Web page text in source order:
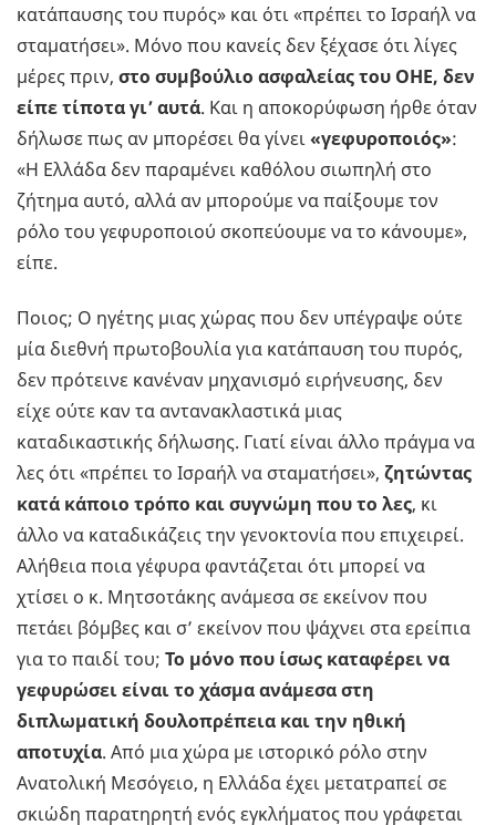
κατάπαυσης του πυρός» και ότι «πρέπει το Ισραήλ να
σταματήσει». Μόνο που κανείς δεν ξέχασε ότι λίγες
μέρες πριν, στο συμβούλιο ασφαλείας του ΟΗΕ, δεν
είπε τίποτα γι’ αυτά. Και η αποκορύφωση ήρθε όταν
δήλωσε πως αν μπορέσει θα γίνει«γεφυροποιός»:
«Η Ελλάδα δεν παραμένει καθόλου σιωπηλή στο
ζήτημα αυτό, αλλά αν μπορούμε να παίξουμε τον
ρόλο του γεφυροποιού σκοπεύουμε να το κάνουμε»,
είπε.
Ποιος; Ο ηγέτης μιας χώρας που δεν υπέγραψε ούτε
μία διεθνή πρωτοβουλία για κατάπαυση του πυρός,
δεν πρότεινε κανέναν μηχανισμό ειρήνευσης, δεν
είχε ούτε καν τα αντανακλαστικά μιας
καταδικαστικής δήλωσης. Γιατί είναι άλλο πράγμα να
λες ότι «πρέπει το Ισραήλ να σταματήσει», ζητώντας
κατά κάποιο τρόπο και συγνώμη που το λες, κι
άλλο να καταδικάζεις την γενοκτονία που επιχειρεί.
Αλήθεια ποια γέφυρα φαντάζεται ότι μπορεί να
χτίσει ο κ. Μητσοτάκης ανάμεσα σε εκείνον που
πετάει βόμβες και σ’ εκείνον που ψάχνει στα ερείπια
για το παιδί του; Το μόνο που ίσως καταφέρει να
γεφυρώσει είναι το χάσμα ανάμεσα στη
διπλωματική δουλοπρέπεια και την ηθική
αποτυχία. Από μια χώρα με ιστορικό ρόλο στην
Ανατολική Μεσόγειο, η Ελλάδα έχει μετατραπεί σε
σκιώδη παρατηρητή ενός εγκλήματος που γράφεται